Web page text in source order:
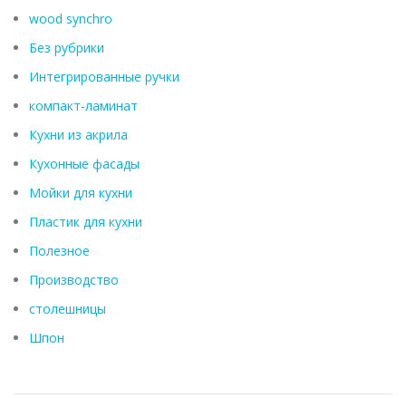
wood synchro
Без рубрики
Интегрированные ручки
компакт-ламинат
Кухни из акрила
Кухонные фасады
Мойки для кухни
Пластик для кухни
Полезное
Производство
столешницы
Шпон